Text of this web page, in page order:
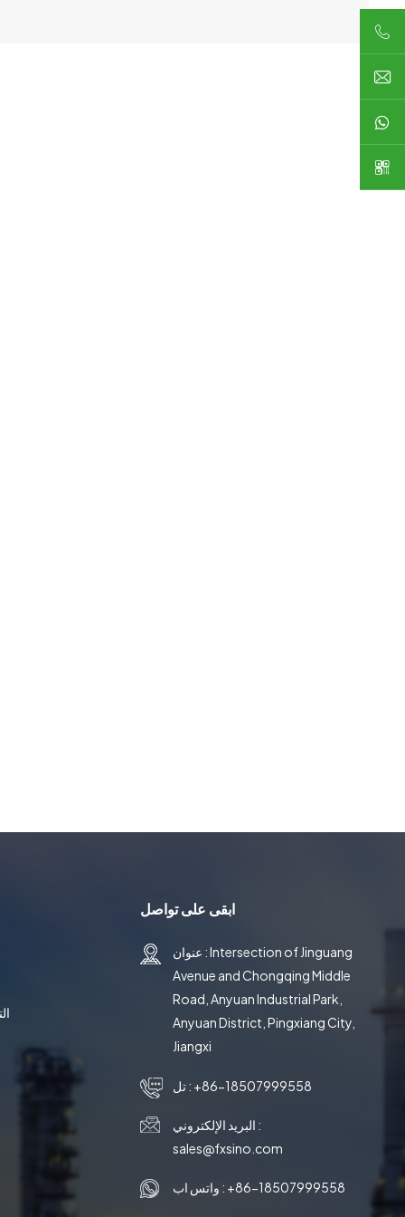
ابقى على تواصل
عنوان : Intersection of Jinguang
Avenue and Chongqing Middle
Road, Anyuan Industrial Park,
Anyuan District, Pingxiang City,
Jiangxi
تل : +86-18507999558
البريد الإلكتروني :
sales@fxsino.com
واتس اب : +86-18507999558